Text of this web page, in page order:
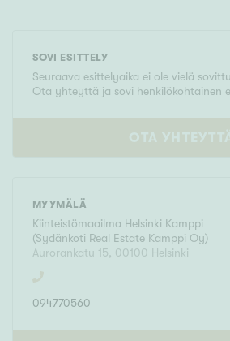
SOVI ESITTELY
Seuraava esittelyaika ei ole vielä
Ota yhteyttä ja sovi henkilökohtainen
OTA
MYYMÄLÄ
Kiinteistömaailma Helsinki Kamppi
(Sydänkoti Real Estate Kamppi Oy)
Aurorankatu 15, 00100 Helsinki
094770560